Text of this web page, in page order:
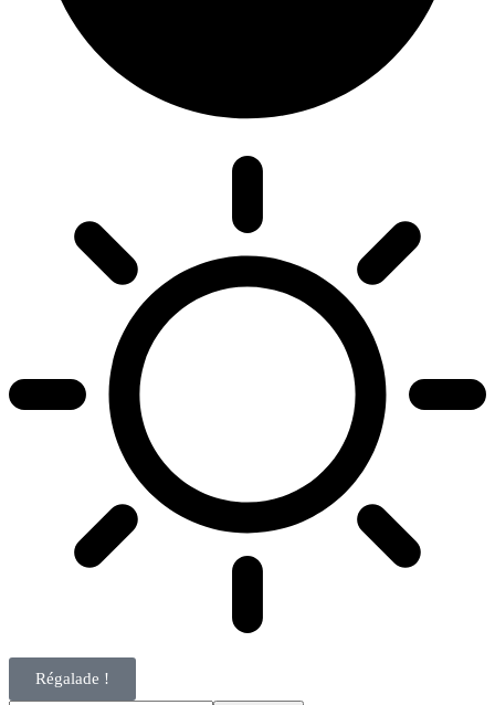
Régalade !